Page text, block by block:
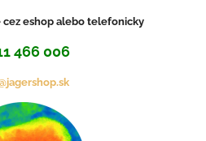
cez eshop alebo telefonicky
466 006